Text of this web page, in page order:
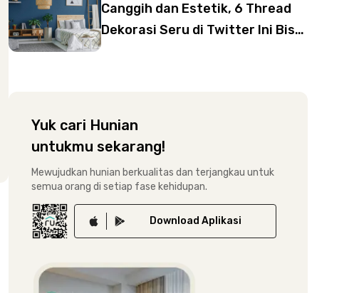
Canggih dan Estetik, 6 Thread
Dekorasi Seru di Twitter Ini Bisa
Yuk cari Hunian
untukmu sekarang!
Mewujudkan hunian berkualitas dan terjangkau untuk
semua orang di setiap fase kehidupan.
Download Aplikasi